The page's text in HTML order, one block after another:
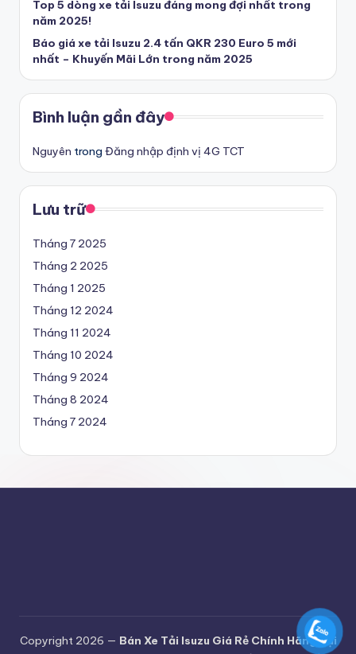
T
ín
-
T
m
m
u
x
e
t
ả
Is
u
z
u
gi
ín
Top 5 dòng xe tải Isuzu đáng mong đợi nhất trong
năm 2025!
Báo giá xe tải Isuzu 2.4 tấn QKR 230 Euro 5 mới
nhất – Khuyến Mãi Lớn trong năm 2025
Bình luận gần đây
Nguyên trong Đăng nhập định vị 4G TCT
Lưu trữ
Tháng 7 2025
Tháng 2 2025
Tháng 1 2025
Tháng 12 2024
Tháng 11 2024
Tháng 10 2024
Tháng 9 2024
Tháng 8 2024
Tháng 7 2024
Copyright 2026 — Bán Xe Tải Isuzu Giá Rẻ Chính Hãng Tại